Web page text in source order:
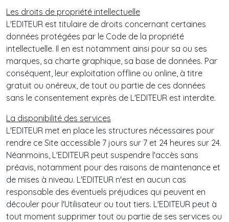
Les droits de propriété intellectuelle
L'EDITEUR est titulaire de droits concernant certaines
données protégées par le Code de la propriété
intellectuelle. Il en est notamment ainsi pour sa ou ses
marques, sa charte graphique, sa base de données. Par
conséquent, leur exploitation offline ou online, à titre
gratuit ou onéreux, de tout ou partie de ces données
sans le consentement exprès de L'EDITEUR est interdite.
La disponibilité des services
L'EDITEUR met en place les structures nécessaires pour
rendre ce Site accessible 7 jours sur 7 et 24 heures sur 24.
Néanmoins, L'EDITEUR peut suspendre l'accès sans
préavis, notamment pour des raisons de maintenance et
de mises à niveau. L'EDITEUR n'est en aucun cas
responsable des éventuels préjudices qui peuvent en
découler pour l'Utilisateur ou tout tiers. L'EDITEUR peut à
tout moment supprimer tout ou partie de ses services ou